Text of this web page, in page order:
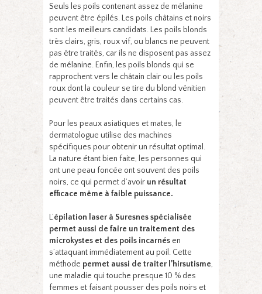
Seuls les poils contenant assez de mélanine
peuvent être épilés. Les poils châtains et noirs
sont les meilleurs candidats. Les poils blonds
très clairs, gris, roux vif, ou blancs ne peuvent
pas être traités, car ils ne disposent pas assez
de mélanine. Enfin, les poils blonds qui se
rapprochent vers le châtain clair ou les poils
roux dont la couleur se tire du blond vénitien
peuvent être traités dans certains cas.
Pour les peaux asiatiques et mates, le
dermatologue utilise des machines
spécifiques pour obtenir un résultat optimal.
La nature étant bien faite, les personnes qui
ont une peau foncée ont souvent des poils
noirs, ce qui permet d’avoir un résultat
efficace même à faible puissance.
L’épilation laser à Suresnes spécialisée
permet aussi de faire un traitement des
microkystes et des poils incarnés en
s’attaquant immédiatement au poil. Cette
méthode permet aussi de traiter l’hirsutisme,
une maladie qui touche presque 10 % des
femmes et faisant pousser des poils noirs et